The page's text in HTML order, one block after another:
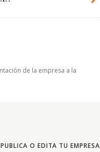
de la empresa a la
PUBLICA O EDITA TU EMPRESA